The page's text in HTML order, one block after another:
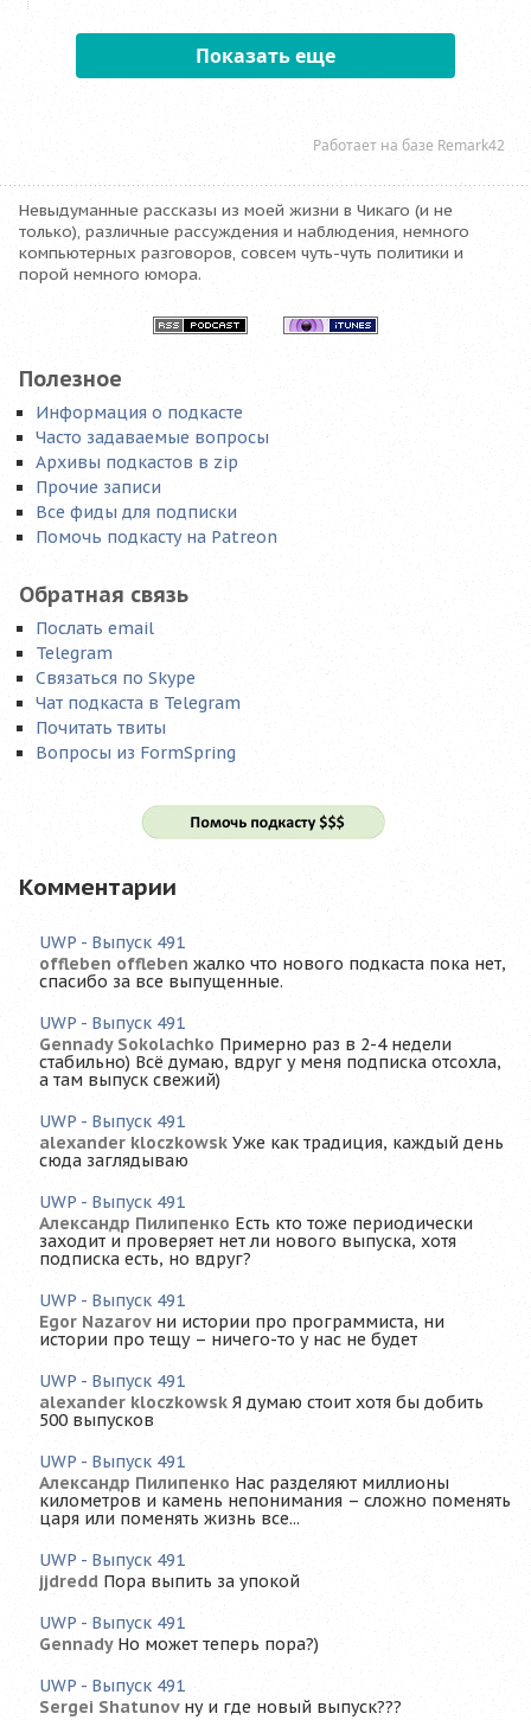
Невыдуманные рассказы из моей жизни в Чикаго (и не
только), различные рассуждения и наблюдения, немного
компьютерных разговоров, совсем чуть-чуть политики и
порой немного юмора.
Полезное
Информация о подкасте
Часто задаваемые вопросы
Архивы подкастов в zip
Прочие записи
Все фиды для подписки
Помочь подкасту на Patreon
Обратная связь
Послать email
Telegram
Связаться по Skype
Чат подкаста в Telegram
Почитать твиты
Вопросы из FormSpring
Комментарии
UWP - Выпуск 491
offleben offleben жалко что нового подкаста пока нет,
спасибо за все выпущенные.
UWP - Выпуск 491
Gennady Sokolachko Примерно раз в 2-4 недели
стабильно) Всё думаю, вдруг у меня подписка отсохла,
а там выпуск свежий)
UWP - Выпуск 491
alexander kloczkowsk Уже как традиция, каждый день
сюда заглядываю
UWP - Выпуск 491
Александр Пилипенко Есть кто тоже периодически
заходит и проверяет нет ли нового выпуска, хотя
подписка есть, но вдруг?
UWP - Выпуск 491
Egor Nazarov ни истории про программиста, ни
истории про тещу – ничего-то у нас не будет
UWP - Выпуск 491
alexander kloczkowsk Я думаю стоит хотя бы добить
500 выпусков
UWP - Выпуск 491
Александр Пилипенко Нас разделяют миллионы
километров и камень непонимания – сложно поменять
царя или поменять жизнь все...
UWP - Выпуск 491
jjdredd Пора выпить за упокой
UWP - Выпуск 491
Gennady Но может теперь пора?)
UWP - Выпуск 491
Sergei Shatunov ну и где новый выпуск???